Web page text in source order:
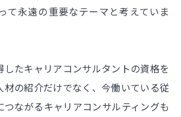
て永遠の重要なテーマと考えていま
たキャリアコンサルタントの資格を
材の紹介だけでなく、今働いている従
つながるキャリアコンサルティングも